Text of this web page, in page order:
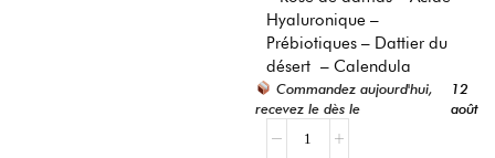
Hyaluronique –
Prébiotiques – Dattier du
désert – Calendula
Commandez aujourd'hui,
recevez le dès le
12
août